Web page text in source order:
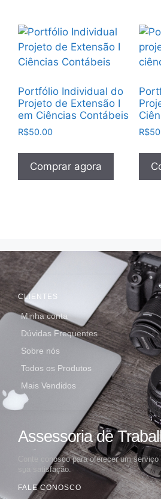
Portfólio Individual do
Projeto de Extensão I
em Ciências Contábeis
R$50.00
Comprar agora
R$
Assessoria de
Conte conosco para oferecer um
sua satisfação.
FALE CONOSCO
CLIENTES
Minha conta
Dúvidas Frequentes
Sobre nós
Todos os Produtos
Mais Vendidos